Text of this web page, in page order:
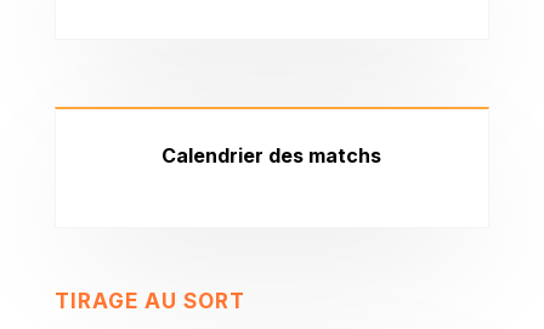
Calendrier des matchs
TIRAGE AU SORT